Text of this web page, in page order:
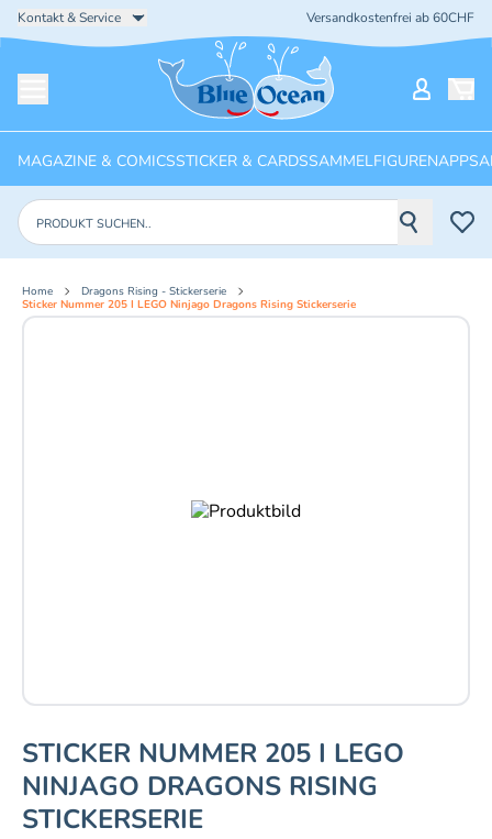
Kontakt & Service Versandkostenfrei ab 60CHF
Startseite
MAGAZINE & COMICSSTICKER & CARDSSAMMELFIGURENAPPS
Produkte suchen
Home
Dragons Rising - Stickerserie
Sticker Nummer 205 I LEGO Ninjago Dragons Rising Stickerserie
STICKER NUMMER 205 I LEGO
NINJAGO DRAGONS RISING
STICKERSERIE